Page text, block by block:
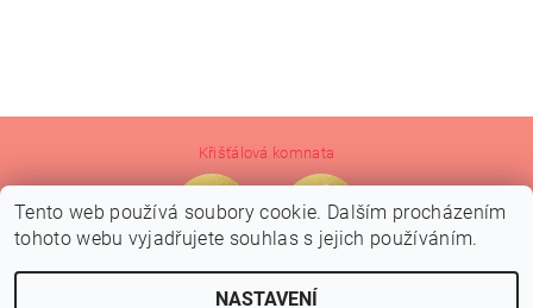
Křišťálová komnata
Tento web používá soubory cookie. Dalším procházením
tohoto webu vyjadřujete souhlas s jejich používáním.
NASTAVENÍ